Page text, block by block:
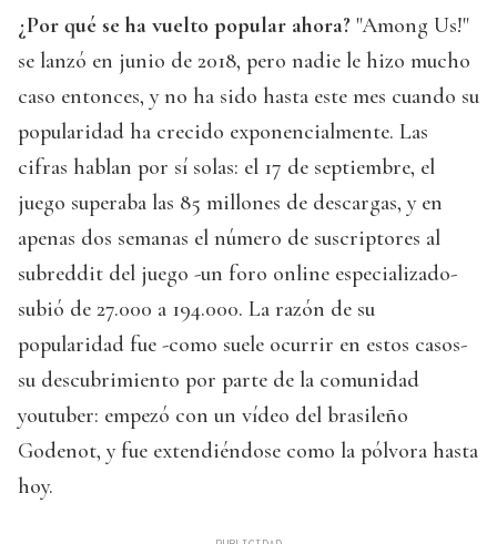
¿Por qué se ha vuelto popular ahora? "Among Us!"
se lanzó en junio de 2018, pero nadie le hizo mucho
caso entonces, y no ha sido hasta este mes cuando su
popularidad ha crecido exponencialmente. Las
cifras hablan por sí solas: el 17 de septiembre, el
juego superaba las 85 millones de descargas, y en
apenas dos semanas el número de suscriptores al
subreddit del juego -un foro online especializado-
subió de 27.000 a 194.000. La razón de su
popularidad fue -como suele ocurrir en estos casos-
su descubrimiento por parte de la comunidad
youtuber: empezó con un vídeo del brasileño
Godenot, y fue extendiéndose como la pólvora hasta
hoy.